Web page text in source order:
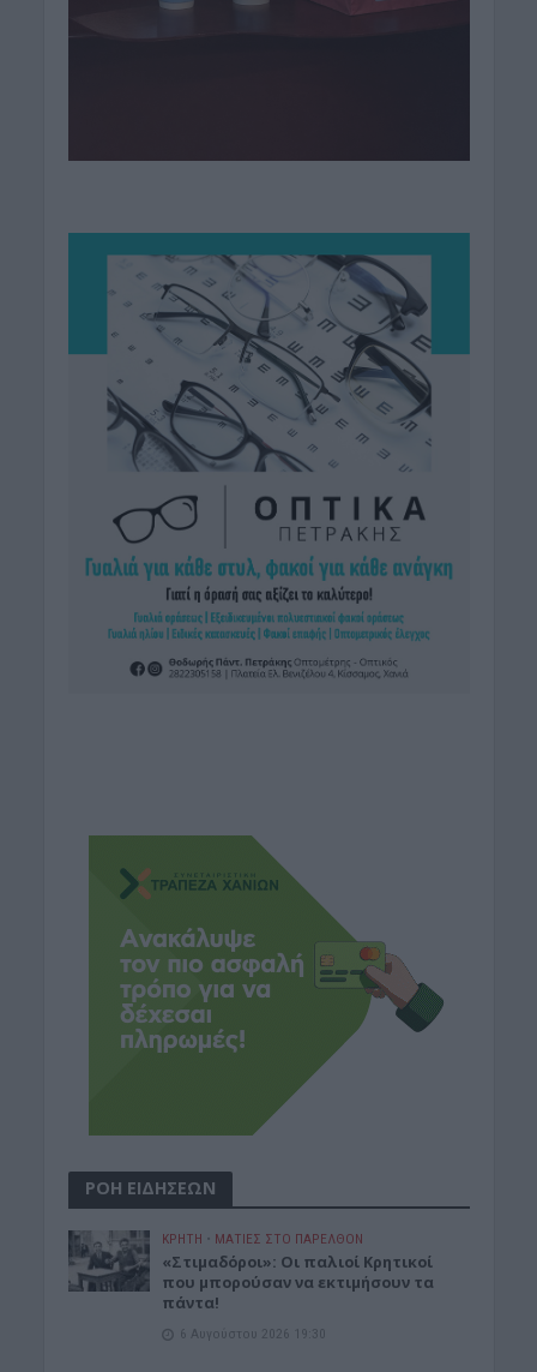
ΡΟΗ ΕΙΔΗΣΕΩΝ
ΚΡΗΤΗ • ΜΑΤΙΕΣ ΣΤΟ ΠΑΡΕΛΘΟΝ
«Στιμαδόροι»: Οι παλιοί Κρητικοί
που μπορούσαν να εκτιμήσουν τα
πάντα!
6 Αυγούστου 2026 19:30